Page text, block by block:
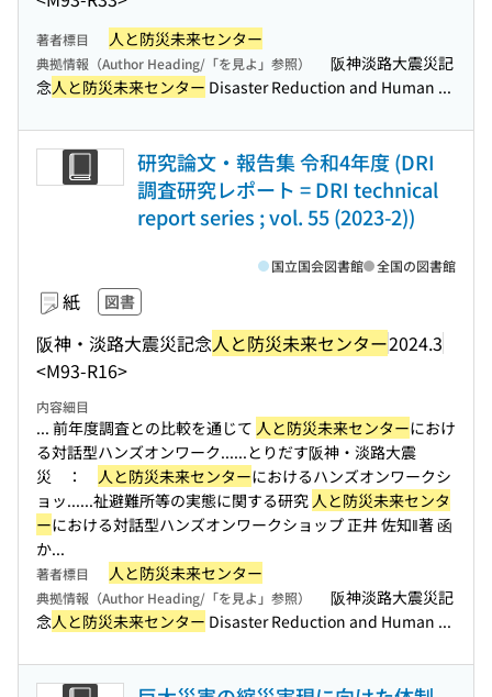
著者標目 人と防災未来センター
典拠情報（Author Heading/「を見よ」参照）
阪神淡路大震災記
念人と防災未来センター Disaster Reduction and Human ...
研究論文・報告集 令和4年度 (DRI
調査研究レポート = DRI technical
report series ; vol. 55 (2023-2))
紙 図書
阪神・淡路大震災記念人と防災未来センター2024.3
<M93-R16>
国立国会図書館 全国の図書館
内容細目
... 前年度調査との比較を通じて 人と防災未来センターにおけ
る対話型ハンズオンワーク......とりだす阪神・淡路大震
災 ： 人と防災未来センターにおけるハンズオンワークシ
ョッ......祉避難所等の実態に関する研究 人と防災未来センタ
ーにおける対話型ハンズオンワークショップ 正井 佐知‖著 函
か...
著者標目 人と防災未来センター
典拠情報（Author Heading/「を見よ」参照）
阪神淡路大震災記
念人と防災未来センター Disaster Reduction and Human ...